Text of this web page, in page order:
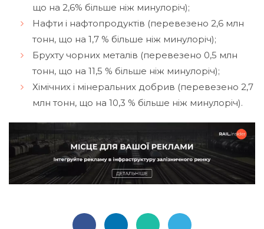
що на 2,6% більше ніж минулоріч);
Нафти і нафтопродуктів (перевезено 2,6 млн
тонн, що на 1,7 % більше ніж минулоріч);
Брухту чорних металів (перевезено 0,5 млн
тонн, що на 11,5 % більше ніж минулоріч);
Хімічних і мінеральних добрив (перевезено 2,7
млн тонн, що на 10,3 % більше ніж минулоріч).